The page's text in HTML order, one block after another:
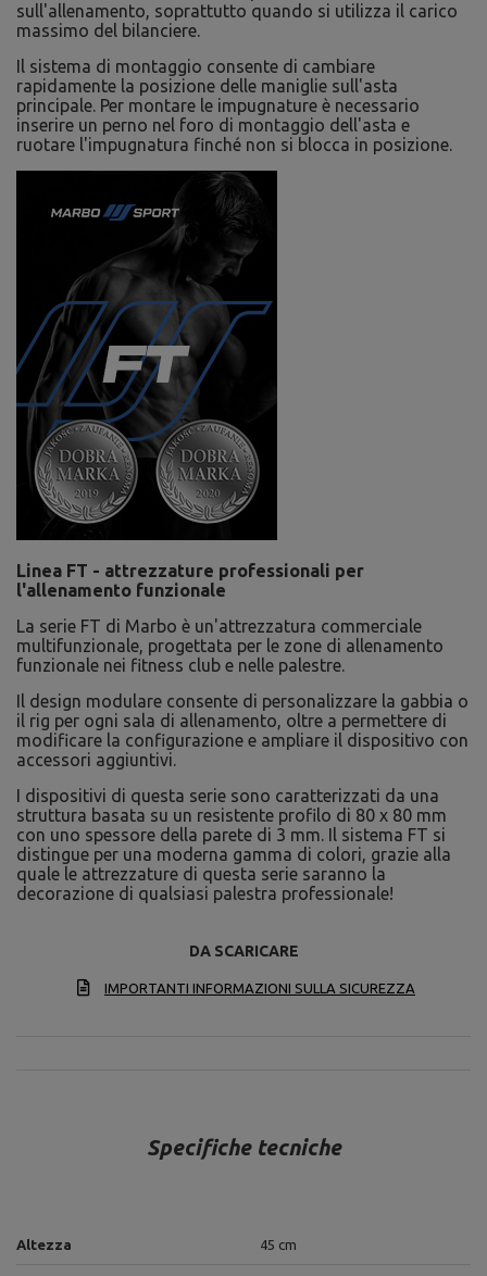
sull'allenamento, soprattutto quando si utilizza il carico
massimo del bilanciere.
Il sistema di montaggio consente di cambiare
rapidamente la posizione delle maniglie sull'asta
principale. Per montare le impugnature è necessario
inserire un perno nel foro di montaggio dell'asta e
ruotare l'impugnatura finché non si blocca in posizione.
Linea FT - attrezzature professionali per
l'allenamento funzionale
La serie FT di Marbo è un'attrezzatura commerciale
multifunzionale, progettata per le zone di allenamento
funzionale nei fitness club e nelle palestre.
Il design modulare consente di personalizzare la gabbia o
il rig per ogni sala di allenamento, oltre a permettere di
modificare la configurazione e ampliare il dispositivo con
accessori aggiuntivi.
I dispositivi di questa serie sono caratterizzati da una
struttura basata su un resistente profilo di 80 x 80 mm
con uno spessore della parete di 3 mm. Il sistema FT si
distingue per una moderna gamma di colori, grazie alla
quale le attrezzature di questa serie saranno la
decorazione di qualsiasi palestra professionale!
DA SCARICARE
IMPORTANTI INFORMAZIONI SULLA SICUREZZA
Specifiche tecniche
Altezza 45 cm